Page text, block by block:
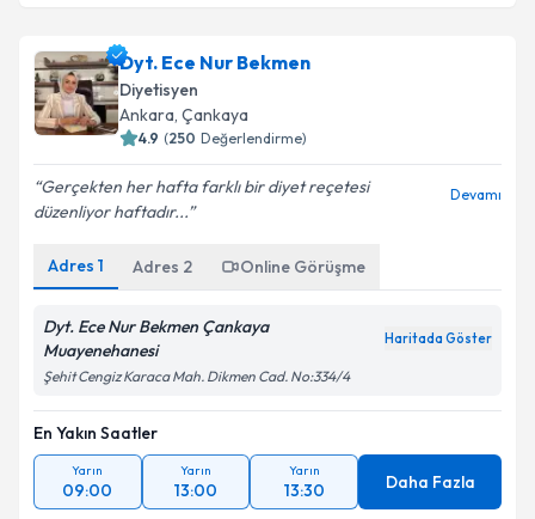
Dyt. Ece Nur Bekmen
Diyetisyen
Ankara, Çankaya
4.9 (250 Değerlendirme)
Gerçekten her hafta farklı bir diyet reçetesi
düzenliyor haftadır...
Devamı
Adres 1 Adres 2 Online Görüşme
Dyt. Ece Nur Bekmen Çankaya
Muayenehanesi
Haritada Göster
Şehit Cengiz Karaca Mah. Dikmen Cad. No:334/4
En Yakın Saatler
Yarın
09:00
Yarın
13:00
Yarın
13:30 Daha Fazla